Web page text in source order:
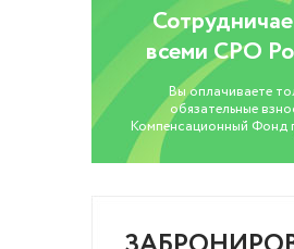
всеми СРО
Вы оплачиваете
обязательные
Компенсационный Фонд